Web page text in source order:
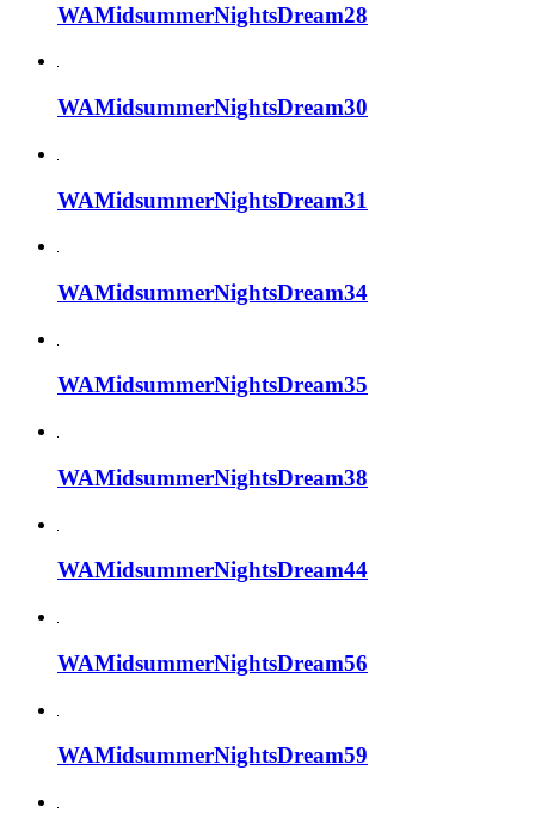
WAMidsummerNightsDream28
WAMidsummerNightsDream30
WAMidsummerNightsDream31
WAMidsummerNightsDream34
WAMidsummerNightsDream35
WAMidsummerNightsDream38
WAMidsummerNightsDream44
WAMidsummerNightsDream56
WAMidsummerNightsDream59